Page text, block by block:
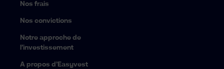
Nos frais
Nos convictions
Notre approche de
l’investissement
A propos d’Easyvest